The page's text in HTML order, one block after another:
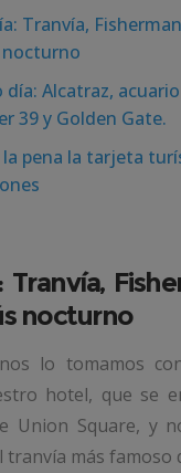
Tranvía,
día: Alcatraz,
39 y Golden Gate.
la pena la tarjeta
Tranvía,
nocturno
lo tomamos
hotel, que se
Union Square, y
tranvía más famoso